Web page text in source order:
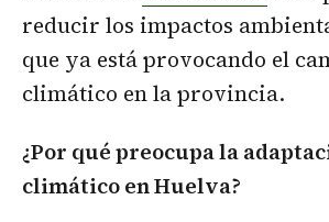
reducir los impactos
que ya está provocando el
climático en la provincia.
¿Por qué preocupa la
climático en Huelva?